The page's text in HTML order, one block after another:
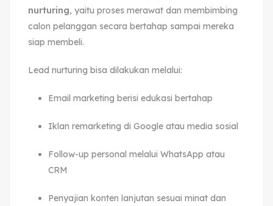
nurturing, yaitu proses merawat dan membimbing
calon pelanggan secara bertahap sampai mereka
siap membeli.
Lead nurturing bisa dilakukan melalui:
Email marketing berisi edukasi bertahap
Iklan remarketing di Google atau media sosial
Follow-up personal melalui WhatsApp atau
CRM
Penyajian konten lanjutan sesuai minat dan